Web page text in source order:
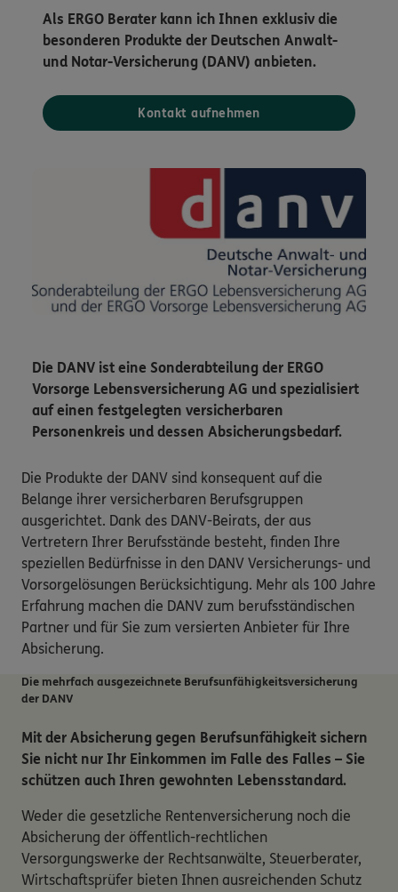
Als ERGO Berater kann ich Ihnen exklusiv die
besonderen Produkte der Deutschen Anwalt-
und Notar-Versicherung (DANV) anbieten.
Kontakt aufnehmen
Die DANV ist eine Sonderabteilung der ERGO
Vorsorge Lebensversicherung AG und spezialisiert
auf einen festgelegten versicherbaren
Personenkreis und dessen Absicherungsbedarf.
Die Produkte der DANV sind konsequent auf die
Belange ihrer versicherbaren Berufsgruppen
ausgerichtet. Dank des DANV-Beirats, der aus
Vertretern Ihrer Berufsstände besteht, finden Ihre
speziellen Bedürfnisse in den DANV Versicherungs- und
Vorsorgelösungen Berücksichtigung. Mehr als 100 Jahre
Erfahrung machen die DANV zum berufsständischen
Partner und für Sie zum versierten Anbieter für Ihre
Absicherung.
Die mehrfach ausgezeichnete Berufsunfähigkeits­versicherung
der DANV
Mit der Absicherung gegen Berufsunfähigkeit sichern
Sie nicht nur Ihr Einkommen im Falle des Falles – Sie
schützen auch Ihren gewohnten Lebensstandard.
Weder die gesetzliche Rentenversicherung noch die
Absicherung der öffentlich-rechtlichen
Versorgungswerke der Rechtsanwälte, Steuerberater,
Wirtschaftsprüfer bieten Ihnen ausreichenden Schutz